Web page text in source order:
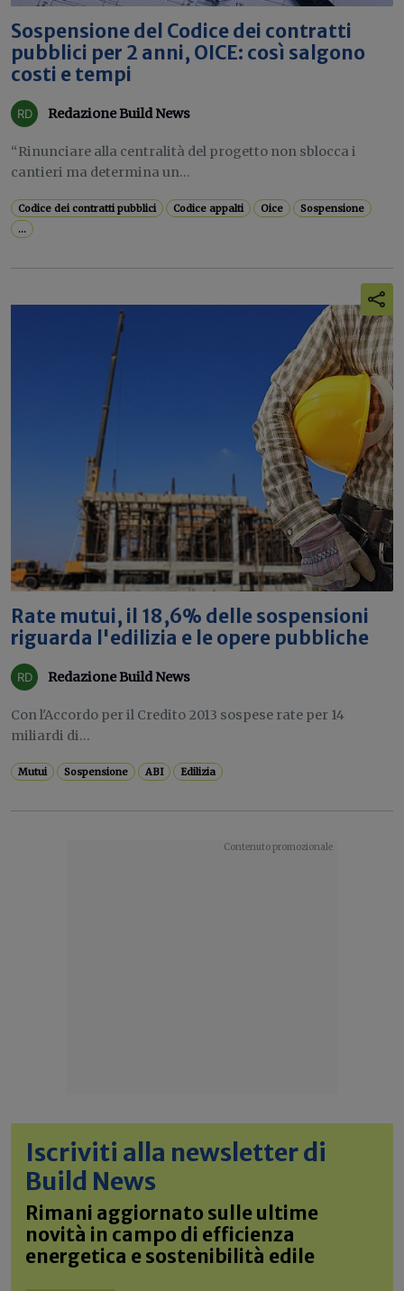
Sospensione del Codice dei contratti
pubblici per 2 anni, OICE: così salgono
costi e tempi
Redazione Build News
“Rinunciare alla centralità del progetto non sblocca i
cantieri ma determina un...
Codice dei contratti pubblici Codice appalti Oice
Sospensione
...
Rate mutui, il 18,6% delle sospensioni
riguarda l'edilizia e le opere pubbliche
Redazione Build News
Con l'Accordo per il Credito 2013 sospese rate per 14
miliardi di...
Mutui Sospensione ABI Edilizia
Iscriviti alla newsletter di
Build News
Rimani aggiornato sulle ultime
novità in campo di efficienza
energetica e sostenibilità edile